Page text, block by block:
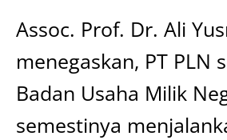
Assoc. Prof. Dr. Ali
menegaskan, PT PLN
Badan Usaha Milik
semestinya